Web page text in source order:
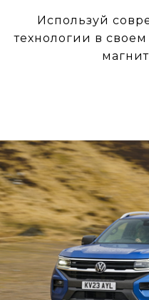
Используй
технологии в